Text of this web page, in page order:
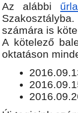
Az alábbi
számára is
​A kötelező
oktatáson